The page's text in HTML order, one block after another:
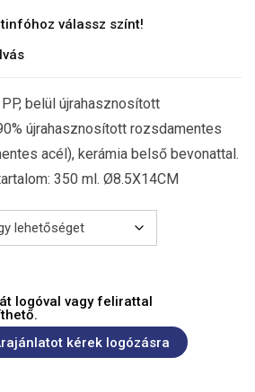
válassz színt!
belül újrahasznosított
újrahasznosított rozsdamentes
acél), kerámia belső bevonattal.
350 ml. Ø8.5X14CM
logóval vagy felirattal
kérek logózásra